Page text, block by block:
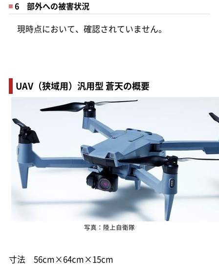
6 部外への被害状況
現時点において、確認されていません。
UAV（狭域用）汎用型 蒼天の概要
写真：陸上自衛隊
寸法 56cm×64cm×15cm